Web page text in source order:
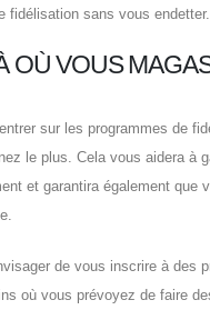
fidélisation sans vous endetter.
OÙ VOUS
sur les programmes de
le plus. Cela vous aidera à
et garantira également que
de vous inscrire à des
où vous prévoyez de faire